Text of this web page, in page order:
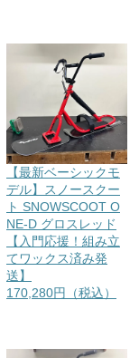
【最新ベーシックモ
デル】スノースクー
ト SNOWSCOOT O
NE-D グロスレッド
【入門応援！組み立
てワックス済み発
送】
170,280円（税込）